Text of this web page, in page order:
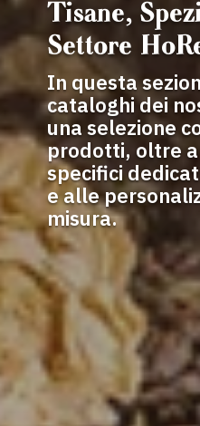
Tisane,
Settore
In questa
cataloghi dei
una selezione
prodotti, oltre
specifici
e alle
misura.